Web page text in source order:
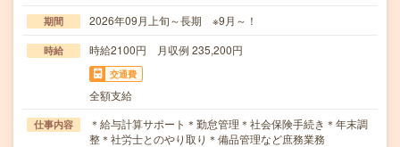
期間 2026年09月上旬～長期 ※9月～！
時給 時給2100円 月収例 235,200円
交通費
全額支給
仕事内容
＊給与計算サポート＊勤怠管理＊社会保険手続き＊年末調
整＊社労士とのやり取り＊備品管理など庶務業務